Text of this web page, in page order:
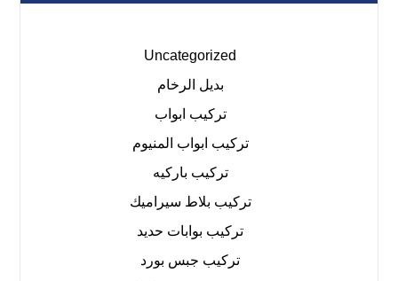
Uncategorized
بديل الرخام
تركيب ابواب
تركيب ابواب المنيوم
تركيب باركيه
تركيب بلاط سيراميك
تركيب بوابات حديد
تركيب جبس بورد